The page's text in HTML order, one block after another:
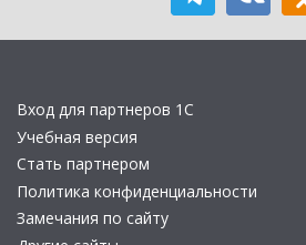
Вход для партнеров 1С
Учебная версия
Стать партнером
Политика конфиденциальности
Замечания по сайту